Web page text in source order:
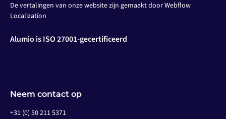
De vertalingen van onze website zijn gemaakt door Webflow
Localization
Alumio is ISO 27001-gecertificeerd
Neem contact op
+31 (0) 50 211 5371